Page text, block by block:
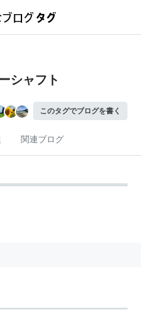
シャフト
このタグでブログを書く
関連ブログ